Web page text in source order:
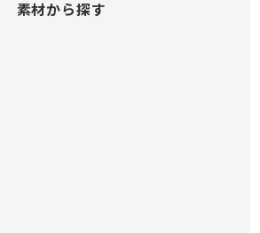
素材から探す